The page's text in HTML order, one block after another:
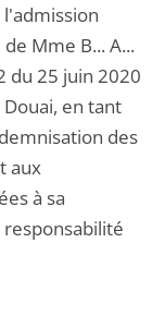
Mme B... A...
du 25 juin 2020
en tant
des
aux
à sa